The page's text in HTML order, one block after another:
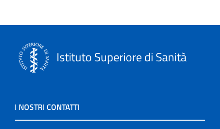
Istituto Superiore di Sanità
I NOSTRI CONTATTI